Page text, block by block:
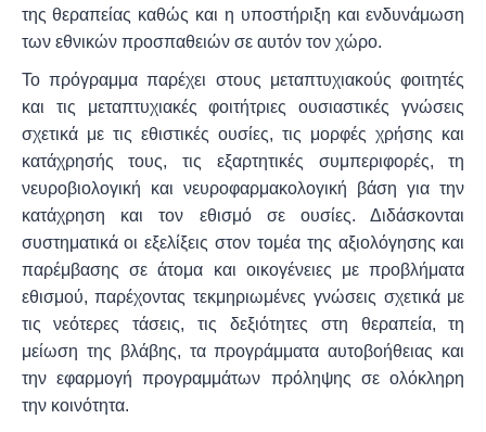
της θεραπείας καθώς και η υποστήριξη και ενδυνάμωση
των εθνικών προσπαθειών σε αυτόν τον χώρο.
Το πρόγραμμα παρέχει στους μεταπτυχιακούς φοιτητές
και τις μεταπτυχιακές φοιτήτριες ουσιαστικές γνώσεις
σχετικά με τις εθιστικές ουσίες, τις μορφές χρήσης και
κατάχρησής τους, τις εξαρτητικές συμπεριφορές, τη
νευροβιολογική και νευροφαρμακολογική βάση για την
κατάχρηση και τον εθισμό σε ουσίες. Διδάσκονται
συστηματικά οι εξελίξεις στον τομέα της αξιολόγησης και
παρέμβασης σε άτομα και οικογένειες με προβλήματα
εθισμού, παρέχοντας τεκμηριωμένες γνώσεις σχετικά με
τις νεότερες τάσεις, τις δεξιότητες στη θεραπεία, τη
μείωση της βλάβης, τα προγράμματα αυτοβοήθειας και
την εφαρμογή προγραμμάτων πρόληψης σε ολόκληρη
την κοινότητα.